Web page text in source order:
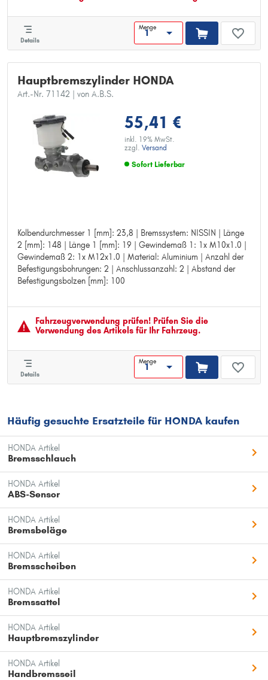
Details
Menge
Hauptbremszylinder HONDA
Art.-Nr. 71142 | von A.B.S.
55,41 €
inkl. 19% MwSt.
zzgl. Versand
Sofort Lieferbar
Kolbendurchmesser 1 [mm]: 23,8 | Bremssystem: NISSIN | Länge
2 [mm]: 148 | Länge 1 [mm]: 19 | Gewindemaß 1: 1x M10x1.0 |
Gewindemaß 2: 1x M12x1.0 | Material: Aluminium | Anzahl der
Befestigungsbohrungen: 2 | Anschlussanzahl: 2 | Abstand der
Befestigungsbolzen [mm]: 100
Kolbendurchmesser 1 [mm]: 23,8
Bremssystem: NISSIN
Länge 2 [mm]: 148
Länge 1 [mm]: 19
Gewindemaß 1: 1x M10x1.0
Material: Aluminium
Anzahl der Befestigungsbohrungen: 2
Anschlussanzahl: 2
Fahrzeugver­wendung prüfen! Prüfen Sie die
Verwendung des Artikels für Ihr Fahrzeug.
Details
Menge
Häufig gesuchte Ersatzteile für HONDA kaufen
HONDA Artikel
Bremsschlauch
HONDA Artikel
ABS-Sensor
HONDA Artikel
Bremsbeläge
HONDA Artikel
Bremsscheiben
HONDA Artikel
Bremssattel
HONDA Artikel
Hauptbremszylinder
HONDA Artikel
Handbremsseil